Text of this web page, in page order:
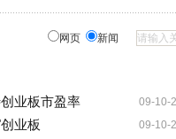
网页 新闻
09-10-
业板市盈率
09-10-
业板